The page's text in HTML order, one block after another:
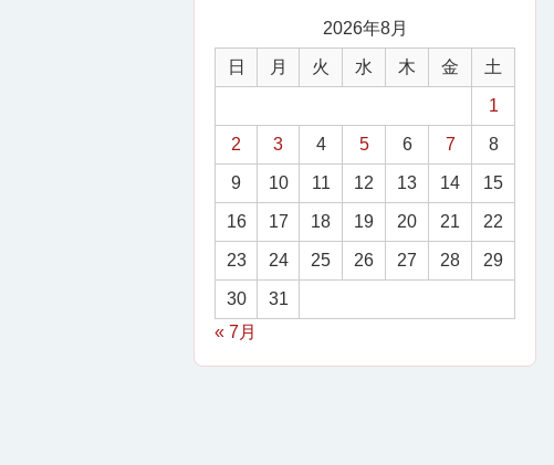
2026年8月
日 月 火 水 木 金 土
1
2 3 4 5 6 7 8
9 10 11 12 13 14 15
16 17 18 19 20 21 22
23 24 25 26 27 28 29
30
31
« 7月